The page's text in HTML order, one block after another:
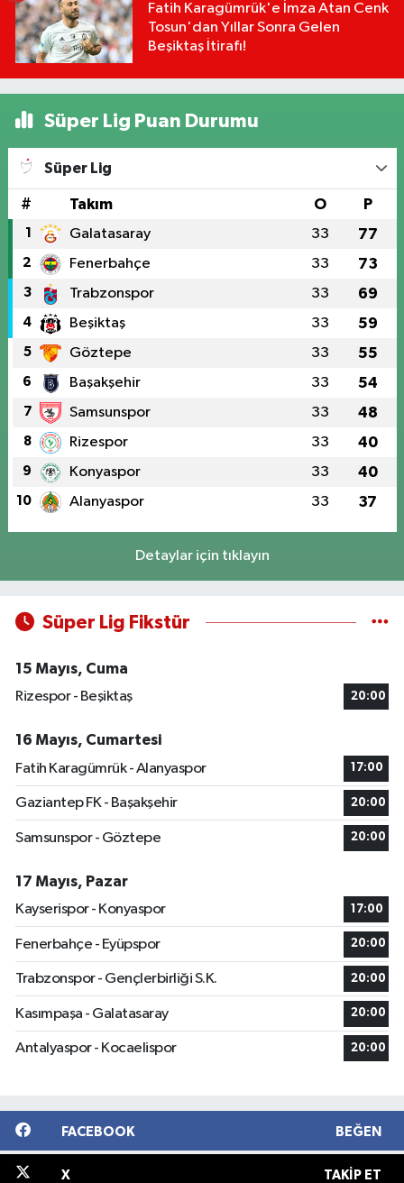
Fatih Karagümrük'e İmza Atan Cenk
Tosun'dan Yıllar Sonra Gelen
Beşiktaş İtirafı!
Süper Lig Puan Durumu
Süper Lig
# Takım O P
1 Galatasaray 33 77
2 Fenerbahçe 33 73
3 Trabzonspor 33 69
4 Beşiktaş 33 59
5 Göztepe 33 55
6 Başakşehir 33 54
7 Samsunspor 33 48
8 Rizespor 33 40
9 Konyaspor 33 40
10 Alanyaspor 33 37
Detaylar için tıklayın
Süper Lig Fikstür
15 Mayıs, Cuma
Rizespor - Beşiktaş
20:00
16 Mayıs, Cumartesi
Fatih Karagümrük - Alanyaspor
17:00
Gaziantep FK - Başakşehir 20:00
Samsunspor - Göztepe 20:00
17 Mayıs, Pazar
Kayserispor - Konyaspor
17:00
Fenerbahçe - Eyüpspor 20:00
Trabzonspor - Gençlerbirliği S.K. 20:00
Kasımpaşa - Galatasaray 20:00
Antalyaspor - Kocaelispor 20:00
FACEBOOK BEĞEN
X TAKIP ET